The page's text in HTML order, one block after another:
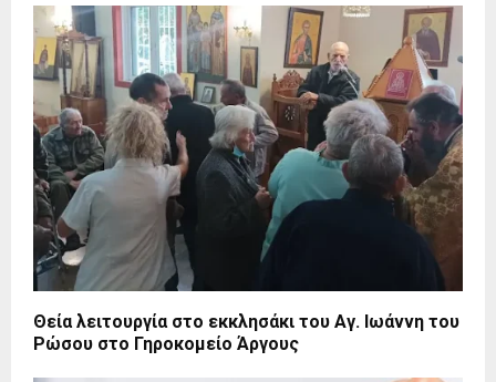
Θεία λειτουργία στο εκκλησάκι του Αγ. Ιωάννη του
Ρώσου στο Γηροκομείο Άργους